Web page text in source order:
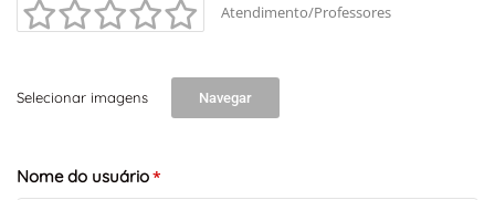
Atendimento/Professores
Selecionar imagens Navegar
Nome do usuário*